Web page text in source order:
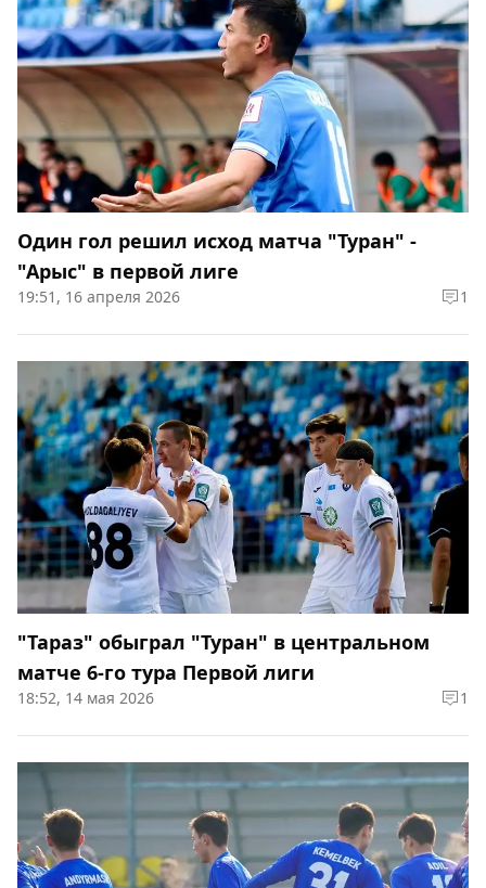
Один гол решил исход матча "Туран" -
"Арыс" в первой лиге
19:51, 16 апреля 2026 1
"Тараз" обыграл "Туран" в центральном
матче 6-го тура Первой лиги
18:52, 14 мая 2026 1